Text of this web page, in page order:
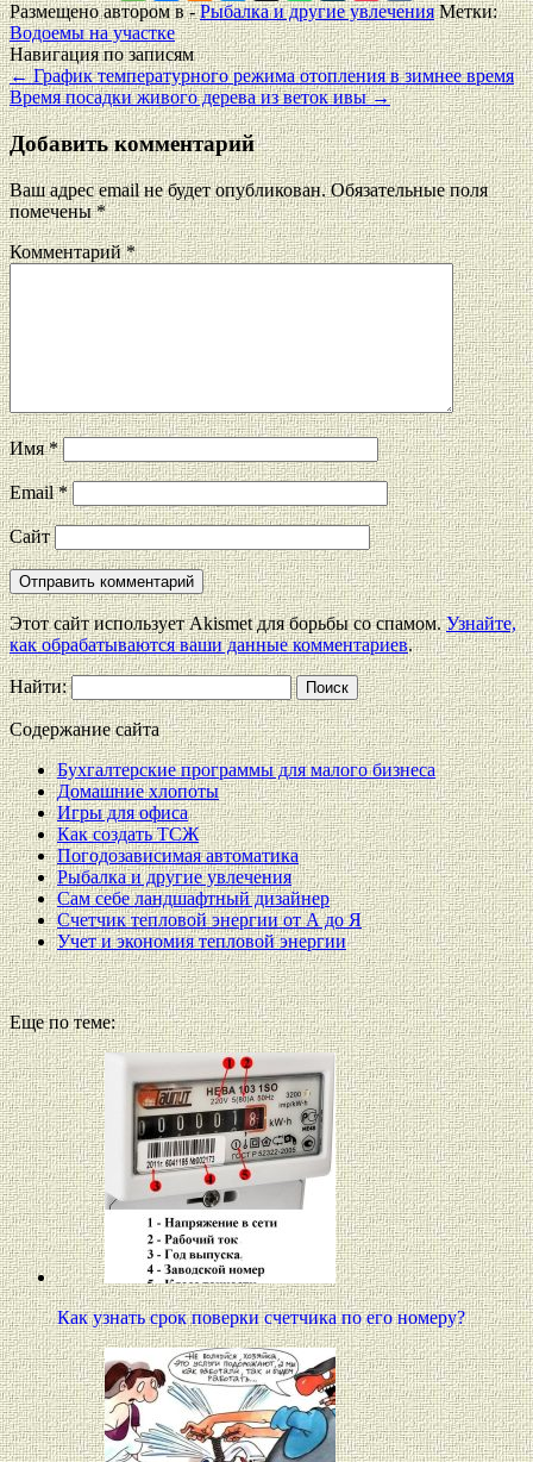
Размещено автором в -Рыбалка и другие увлечения Метки:
Водоемы на участке
Навигация по записям
←График температурного режима отопления в зимнее время
Время посадки живого дерева из веток ивы→
Добавить комментарий
Ваш адрес email не будет опубликован. Обязательные поля
помечены*
Комментарий*
Имя*
Email*
Сайт
Этот сайт использует Akismet для борьбы со спамом.Узнайте,
как обрабатываются ваши данные комментариев.
Найти:
Содержание сайта
Бухгалтерские программы для малого бизнеса
Домашние хлопоты
Игры для офиса
Как создать ТСЖ
Погодозависимая автоматика
Рыбалка и другие увлечения
Сам себе ландшафтный дизайнер
Счетчик тепловой энергии от А до Я
Учет и экономия тепловой энергии
Еще по теме:
Как узнать срок поверки счетчика по его номеру?